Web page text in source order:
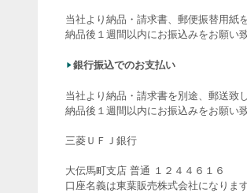
当社より納品・請求書、郵便振替用紙
納品後１週間以内にお振込みをお願い
銀行振込でのお支払い
当社より納品・請求書を別途、郵送致
納品後１週間以内にお振込みをお願い
三菱ＵＦＪ銀行
大伝馬町支店 普通 １２４４６１６
口座名義は東葉販売株式会社になりま